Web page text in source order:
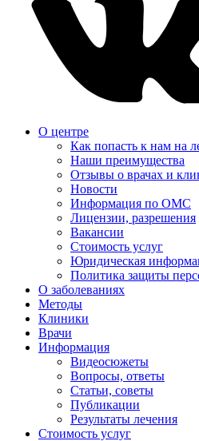
О центре
Как попасть к нам на
Наши преимущества
Отзывы о врачах и
Новости
Информация по ОМС
Лицензии, разрешения
Вакансии
Стоимость услуг
Юридическая
Политика защиты
О заболеваниях
Методы
Клиники
Врачи
Информация
Видеосюжеты
Вопросы, ответы
Статьи, советы
Публикации
Результаты лечения
Стоимость услуг